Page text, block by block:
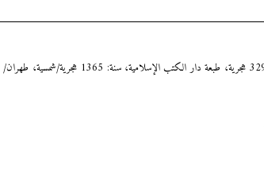
الكافي: 3 / 22، للشيخ أبي جعفر محمد بن يعقوب بن إسحاق الكُليني، المُلَقَّب بثقة الإسلام، المتوفى سنة: 329 هجرية، طبعة دار الكتب الإسلامية، سنة: 1365 هجرية/شمسية، طهران/